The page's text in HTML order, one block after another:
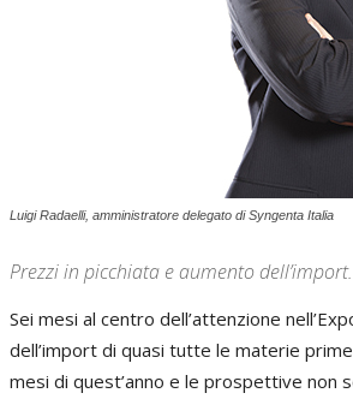
Luigi Radaelli, amministratore delegato di Syngenta Italia
Prezzi in picchiata e aumento
Sei mesi al centro dell’attenzione
dell’import di quasi tutte le materie
mesi di quest’anno e le prospettive non